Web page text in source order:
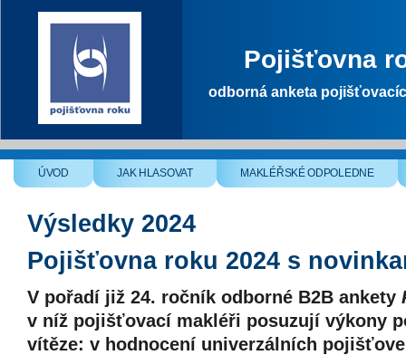
Pojišťovna
odborná anketa
ÚVOD JAK HLASOVAT MAKLÉŘSKÉ ODPOLEDNE
Výsledky 2024
Pojišťovna roku 2024 s
V pořadí již 24. ročník odborné B2B ankety
v níž pojišťovací makléři posuzují výkony
vítěze: v hodnocení univerzálních